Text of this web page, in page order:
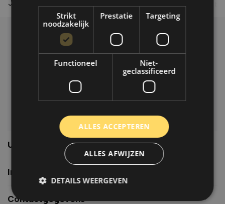
Tot 30 dagen retour sturen. Op werkdagen voor 14.00 uur
Klantenservice
Veelgestelde vragen
06-39119169
info@autoklusser.nl
Usefull links
Informatie
Contactgegevens
Strikt
noodzakelijk
Prestatie Targeting
Functioneel
Niet-
geclassificeerd
ALLES ACCEPTEREN
ALLES AFWIJZEN
DETAILS WEERGEVEN